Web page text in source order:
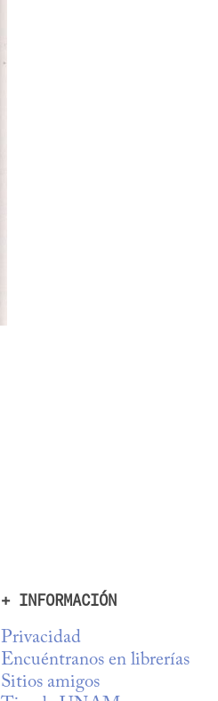
+ INFORMACIÓN
Privacidad
Encuéntranos en librerías
Sitios amigos